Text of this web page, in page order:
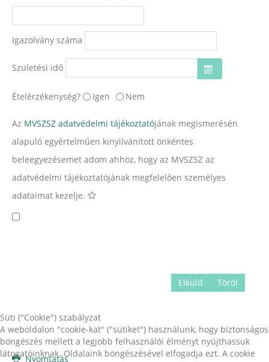
Igazolvány száma
Születési idő
Ételérzékenység? Igen Nem
Az MVSZSZ adatvédelmi tájékoztatójának megismerésén
alapuló egyértelműen kinyilvánított önkéntes
beleegyezésemet adom ahhoz, hogy az MVSZSZ az
adatvédelmi tájékoztatójának megfelelően személyes
adataimat kezelje.
Töröl
Elküld
Nyomtatás
Süti ("Cookie") szabályzat
A weboldalon "cookie-kat" ("sütiket") használunk, hogy biztonságos
böngészés mellett a legjobb felhasználói élményt nyújthassuk
látogatóinknak. Oldalaink böngészésével elfogadja ezt. A cookie